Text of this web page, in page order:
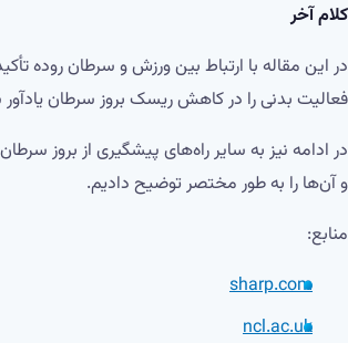
کلام آخر
در این مقاله با ارتباط بین ورزش و سرطان روده
فعالیت بدنی را در کاهش ریسک بروز سرطان
در ادامه نیز به سایر راه‌های پیشگیری از بروز
و آن‌ها را به طور مختصر توضیح دادیم.
منابع:
sharp.com
ncl.ac.uk